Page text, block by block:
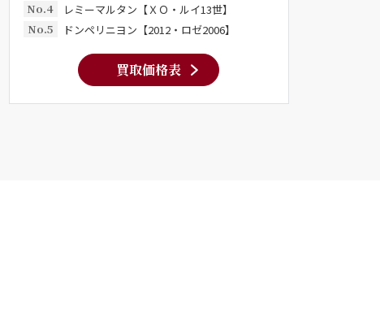
No.4
レミーマルタン【ＸＯ・ルイ13世】
No.5
ドンペリニヨン【2012・ロゼ2006】
買取価格表